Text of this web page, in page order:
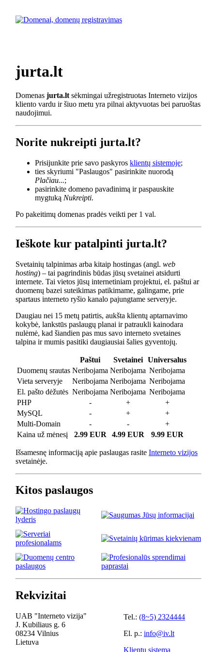
jurta.lt
Domenas jurta.lt sėkmingai užregistruotas Interneto vizijos
kliento vardu ir šiuo metu yra pilnai aktyvuotas bei paruoštas
naudojimui.
Norite nukreipti jurta.lt?
Prisijunkite prie savo paskyros klientų sistemoje;
ties skyriumi "Paslaugos" pasirinkite nuorodą
Plačiau...;
pasirinkite domeno pavadinimą ir paspauskite
mygtuką Nukreipti.
Po pakeitimų domenas pradės veikti per 1 val.
Ieškote kur patalpinti jurta.lt?
Svetainių talpinimas arba kitaip hostingas (angl. web
hosting) – tai pagrindinis būdas jūsų svetainei atsidurti
internete. Tai vietos jūsų internetiniam projektui, el. paštui ar
duomenų bazei suteikimas patikimame, galingame, prie
spartaus interneto ryšio kanalo pajungtame serveryje.
Daugiau nei 15 metų patirtis, aukšta klientų aptarnavimo
kokybė, lankstūs paslaugų planai ir patraukli kainodara
nulėmė, kad šiandien pas mus savo interneto svetaines
talpina ir mumis pasitiki daugiausiai šalies gyventojų.
Paštui Svetainei
Universalus
Duomenų srautas Neribojama Neribojama Neribojama
Vieta serveryje
Neribojama Neribojama Neribojama
El. pašto dėžutės Neribojama Neribojama Neribojama
PHP
- +
+
MySQL
- +
+
Multi-Domain
- -
+
Kaina už mėnesį
2.99 EUR 4.99 EUR 9.99 EUR
Išsamesnę informaciją apie paslaugas rasite Interneto vizijos
svetainėje.
Kitos paslaugos
Rekvizitai
UAB "Interneto vizija"
J. Kubiliaus g. 6
08234 Vilnius
Lietuva
Tel.: (8~5) 2324444
El. p.: info@iv.lt
Klientų sistema